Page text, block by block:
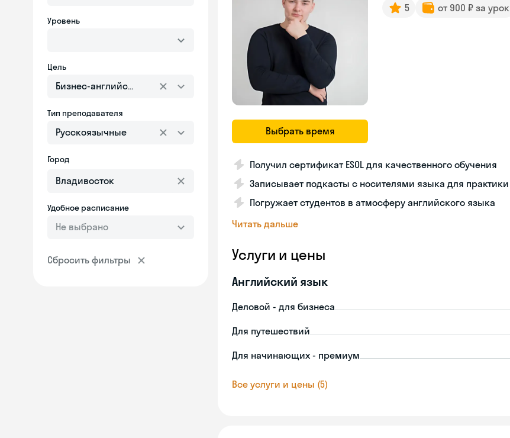
Уровень
Цель
Бизнес-английский
Тип преподавателя
Русскоязычные
Город
Удобное расписание
Не выбрано
Сбросить фильтры
Выбрать время
5 от 900 ₽ за урок
Получил сертификат ESOL для качественного обучения
Записывает подкасты с носителями языка для практики
Погружает студентов в атмосферу английского языка
Читать дальше
Услуги и цены
Английский язык
Деловой - для бизнеса
Для путешествий
Для начинающих - премиум
Все услуги и цены (5)